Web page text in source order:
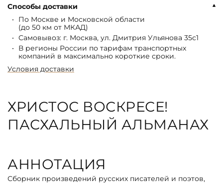
Способы доставки
По Москве и Московской области
(до 50 км от МКАД)
Самовывоз: г. Москва, ул. Дмитрия Ульянова 35с1
В регионы России по тарифам транспортных
компаний в максимально короткие сроки.
Условия доставки
ХРИСТОС ВОСКРЕСЕ!
ПАСХАЛЬНЫЙ АЛЬМАНАХ
АННОТАЦИЯ
Сборник произведений русских писателей и поэтов,